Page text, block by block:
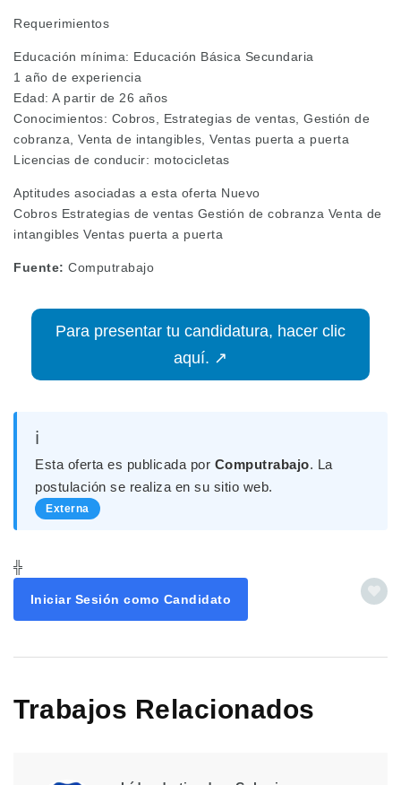
Requerimientos
Educación mínima: Educación Básica Secundaria
1 año de experiencia
Edad: A partir de 26 años
Conocimientos: Cobros, Estrategias de ventas, Gestión de
cobranza, Venta de intangibles, Ventas puerta a puerta
Licencias de conducir: motocicletas
Aptitudes asociadas a esta oferta Nuevo
Cobros Estrategias de ventas Gestión de cobranza Venta de
intangibles Ventas puerta a puerta
Fuente: Computrabajo
Para presentar tu candidatura, hacer clic
aquí. ↗
ℹ️
Esta oferta es publicada por Computrabajo. La
postulación se realiza en su sitio web.
Externa
╬
Iniciar Sesión como Candidato
Trabajos Relacionados